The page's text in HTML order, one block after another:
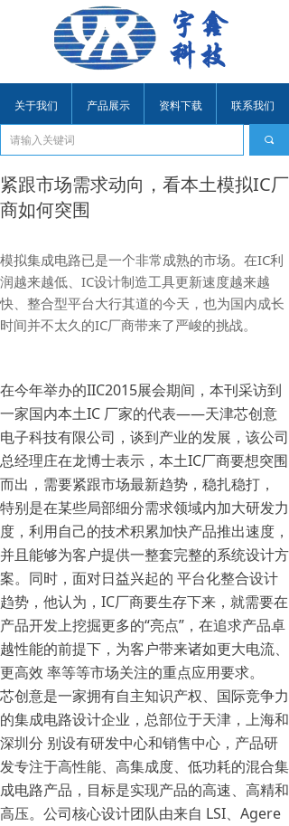
关于我们 产品展示 资料下载 联系我们
끠
紧跟市场需求动向，看本土模拟IC厂
商如何突围
模拟集成电路已是一个非常成熟的市场。在IC利
润越来越低、IC设计制造工具更新速度越来越
快、整合型平台大行其道的今天，也为国内成长
时间并不太久的IC厂商带来了严峻的挑战。
在今年举办的IIC2015展会期间，本刊采访到
一家国内本土IC 厂家的代表——天津芯创意
电子科技有限公司，谈到产业的发展，该公司
总经理庄在龙博士表示，本土IC厂商要想突围
而出，需要紧跟市场最新趋势，稳扎稳打，
特别是在某些局部细分需求领域内加大研发力
度，利用自己的技术积累加快产品推出速度，
并且能够为客户提供一整套完整的系统设计方
案。同时，面对日益兴起的 平台化整合设计
趋势，他认为，IC厂商要生存下来，就需要在
产品开发上挖掘更多的“亮点”，在追求产品卓
越性能的前提下，为客户带来诸如更大电流、
更高效 率等等市场关注的重点应用要求。
芯创意是一家拥有自主知识产权、国际竞争力
的集成电路设计企业，总部位于天津，上海和
深圳分 别设有研发中心和销售中心，产品研
发专注于高性能、高集成度、低功耗的混合集
成电路产品，目标是实现产品的高速、高精和
高压。公司核心设计团队由来自 LSI、Agere